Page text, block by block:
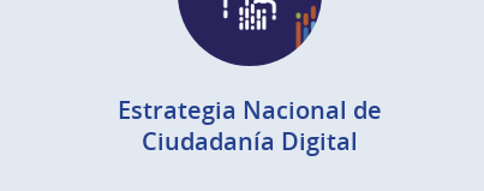
Estrategia Nacional de
Ciudadanía Digital